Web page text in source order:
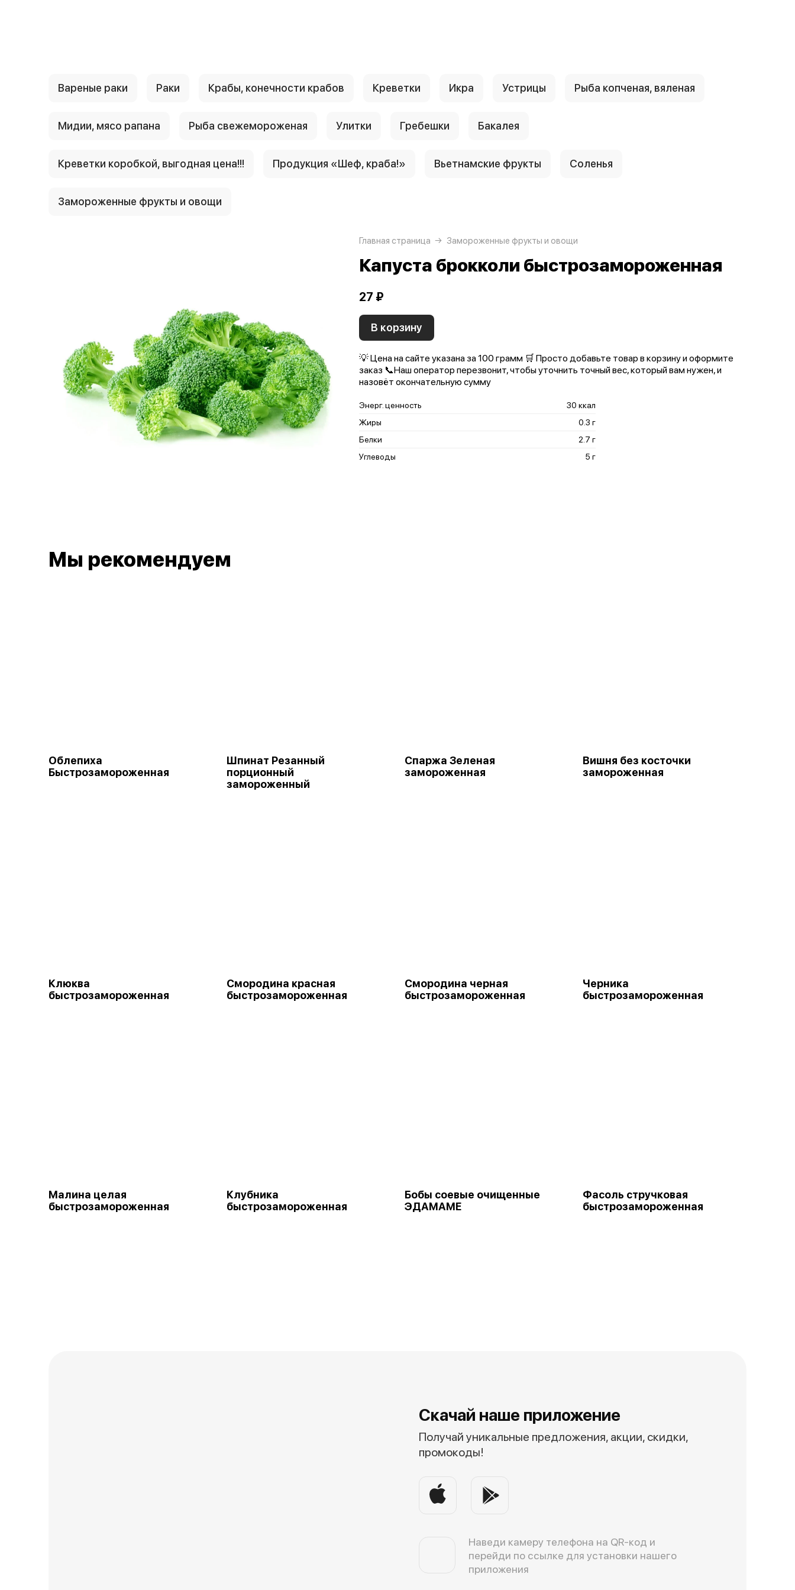
Вареные раки Раки Крабы, конечности крабов Креветки Икра Устрицы Рыба копченая, вяленая
Мидии, мясо рапана Рыба свежемороженая Улитки Гребешки Бакалея
Креветки коробкой, выгодная цена!!! Продукция «Шеф, краба!» Вьетнамские фрукты Соленья
Замороженные фрукты и овощи
Главная страница Замороженные фрукты и овощи
Капуста брокколи быстрозамороженная
27 ₽
В корзину
💡 Цена на сайте указана за 100 грамм 🛒 Просто добавьте товар в корзину и оформите
заказ 📞Наш оператор перезвонит, чтобы уточнить точный вес, который вам нужен, и
назовёт окончательную сумму
Энерг. ценность
30 ккал
Жиры
0.3 г
Белки
2.7 г
Углеводы
5 г
Мы рекомендуем
Облепиха
Быстрозамороженная
Шпинат Резанный
порционный
замороженный
Спаржа Зеленая
замороженная
Вишня без косточки
замороженная
Клюква
быстрозамороженная
Смородина красная
быстрозамороженная
Смородина черная
быстрозамороженная
Черника
быстрозамороженная
Малина целая
быстрозамороженная
Клубника
быстрозамороженная
Бобы соевые очищенные
ЭДАМАМЕ
Фасоль стручковая
быстрозамороженная
Скачай наше приложение
Получай уникальные предложения, акции, скидки,
промокоды!
Наведи камеру телефона на QR-код и
перейди по ссылке для установки нашего
приложения